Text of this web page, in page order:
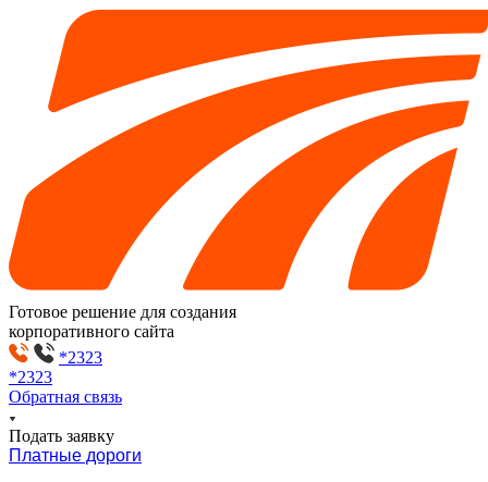
Готовое решение для создания
корпоративного сайта
*2323
*2323
Обратная связь
Подать заявку
Платные дороги